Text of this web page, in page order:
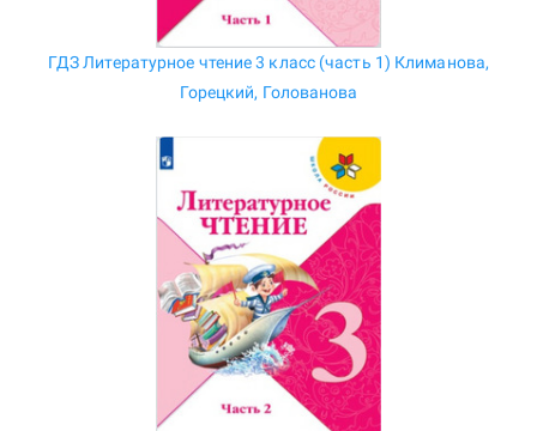
ГДЗ Литературное чтение 3 класс (часть 1) Климанова,
Горецкий, Голованова